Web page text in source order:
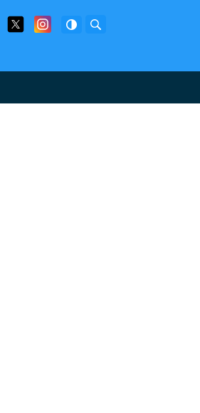
Facebook
Twitter Facebook